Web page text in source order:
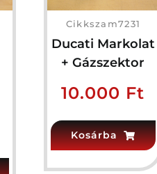
Cikkszam7231
Ducati Markolat
+ Gázszektor
10.000 Ft
Kosárba